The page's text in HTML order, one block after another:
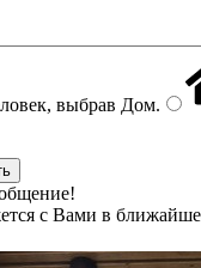
выбрав Дом.
с Вами в